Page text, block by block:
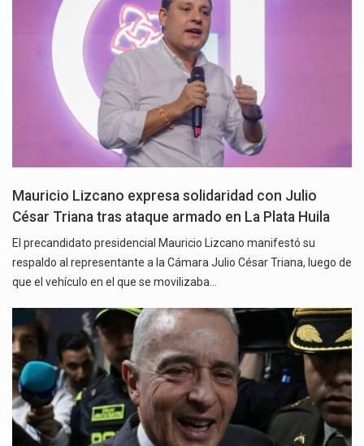
Mauricio Lizcano expresa solidaridad con Julio
César Triana tras ataque armado en La Plata Huila
El precandidato presidencial Mauricio Lizcano manifestó su
respaldo al representante a la Cámara Julio César Triana, luego de
que el vehículo en el que se movilizaba…